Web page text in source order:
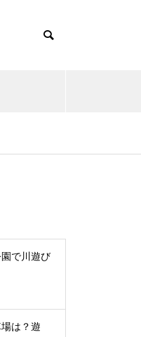
で川遊び
は？遊